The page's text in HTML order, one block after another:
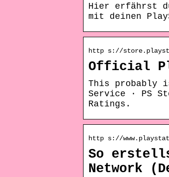
Hier erfährst
mit deinen
http s://
Official
This probably
Service · PS
Ratings.
http s://
So
Network